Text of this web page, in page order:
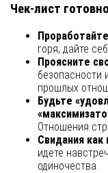
Чек-лист
горя, дайте
Проясните
безопасности
прошлых
Будьте
Отношения
Свидания
идете
одиночества.